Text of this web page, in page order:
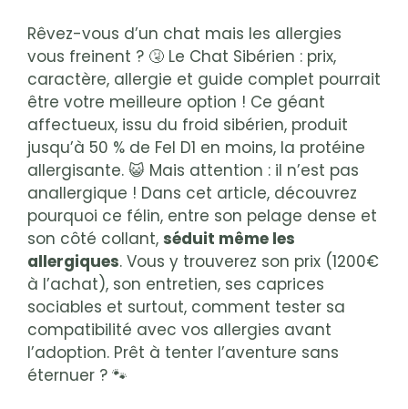
Rêvez-vous d’un chat mais les allergies
vous freinent ? 🤧 Le Chat Sibérien : prix,
caractère, allergie et guide complet pourrait
être votre meilleure option ! Ce géant
affectueux, issu du froid sibérien, produit
jusqu’à 50 % de Fel D1 en moins, la protéine
allergisante. 😺 Mais attention : il n’est pas
anallergique ! Dans cet article, découvrez
pourquoi ce félin, entre son pelage dense et
son côté collant, séduit même les
allergiques. Vous y trouverez son prix (1200€
à l’achat), son entretien, ses caprices
sociables et surtout, comment tester sa
compatibilité avec vos allergies avant
l’adoption. Prêt à tenter l’aventure sans
éternuer ? 🐾